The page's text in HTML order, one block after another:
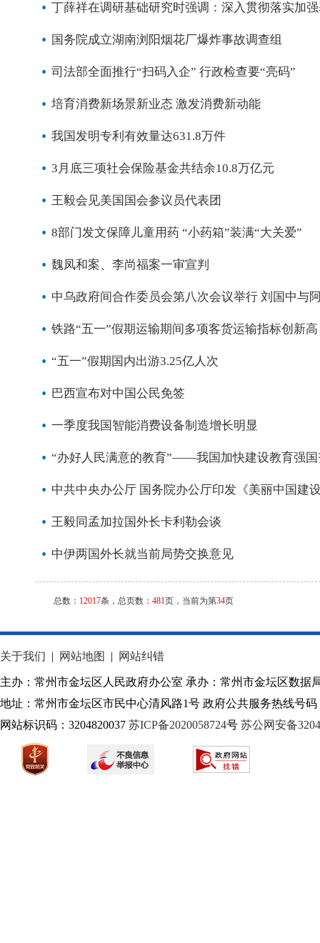
丁薛祥在调研基础研究时强调：深入贯彻落实加
国务院成立湖南浏阳烟花厂爆炸事故调查组
司法部全面推行“扫码入企” 行政检查要“亮码”
培育消费新场景新业态 激发消费新动能
我国发明专利有效量达631.8万件
3月底三项社会保险基金共结余10.8万亿元
王毅会见美国国会参议员代表团
8部门发文保障儿童用药 “小药箱”装满“大关爱”
魏凤和案、李尚福案一审宣判
中乌政府间合作委员会第八次会议举行 刘国中与
铁路“五一”假期运输期间多项客货运输指标创新高
“五一”假期国内出游3.25亿人次
巴西宣布对中国公民免签
一季度我国智能消费设备制造增长明显
“办好人民满意的教育”——我国加快建设教育强国
中共中央办公厅 国务院办公厅印发《美丽中国建
王毅同孟加拉国外长卡利勒会谈
中伊两国外长就当前局势交换意见
总数： 12017条，总页数： 481页，当前为第34页
关于我们 | 网站地图 | 网站纠错
主办：常州市金坛区人民政府办公室 承办：常州市金坛区数据
地址：常州市金坛区市民中心清风路1号 政府公共服务热线号码
网站标识码：3204820037 苏ICP备2020058724号 苏公网安备